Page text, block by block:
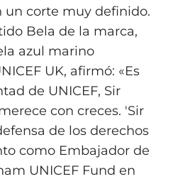
un corte muy definido.
Bela de la marca,
azul marino
UK, afirmó: «Es
de UNICEF, Sir
con creces. 'Sir
de los derechos
como Embajador de
UNICEF Fund en